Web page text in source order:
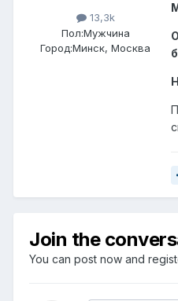
13,3k
Пол:Мужчина
Город:Минск, Москва
Join the
You can post now and